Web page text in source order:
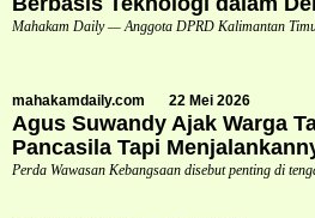
Mahakam Daily — Anggota DPRD Kalimantan
mahakamdaily.com 22 Mei 2026
Agus Suwandy Ajak Warga
Pancasila Tapi
Perda Wawasan Kebangsaan disebut penting di